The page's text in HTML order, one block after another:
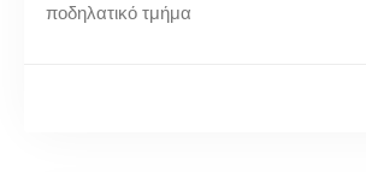
ποδηλατικό τμήμα